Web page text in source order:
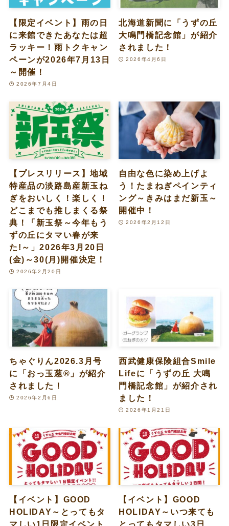
【限定イベント】雨の日
に来館できたあなたは超
ラッキー！雨トクキャン
ペーンが2026年7月13日
～開催！
2026年7月4日
北海道新聞に「うずの丘
大鳴門橋記念館」が紹介
されました！
2026年4月6日
【プレスリリース】地域
特産品の淡路島産新玉ね
ぎをおいしく！楽しく！
どこまでも推しまくる祭
典！「新玉祭～今年もう
ずの丘にタマい春が来
た!～」2026年3月20日
(金)～30(月)開催決定！
2026年2月20日
自由な色に染め上げよ
う！たまねぎペインティ
ング～きみはまだ新玉～
開催中！
2026年2月12日
ちゃぐりん2026.3月号
に「おっ玉葱®」が紹介
されました！
2026年2月6日
西武健康保険組合Smile
Lifeに「うずの丘 大鳴
門橋記念館」が紹介され
ました！
2026年1月21日
【イベント】GOOD
HOLIDAY～とってもタ
マしい1日限定イベント
【イベント】GOOD
HOLIDAY～いつ来ても
とってもタマしい3日